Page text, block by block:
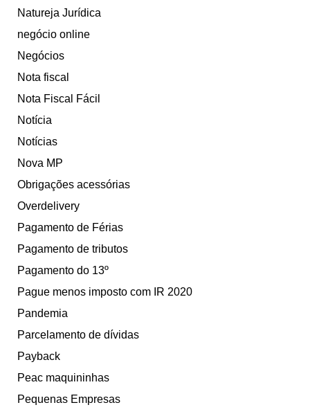
Natureja Jurídica
negócio online
Negócios
Nota fiscal
Nota Fiscal Fácil
Notícia
Notícias
Nova MP
Obrigações acessórias
Overdelivery
Pagamento de Férias
Pagamento de tributos
Pagamento do 13º
Pague menos imposto com IR 2020
Pandemia
Parcelamento de dívidas
Payback
Peac maquininhas
Pequenas Empresas